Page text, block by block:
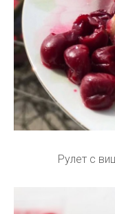
Рулет с